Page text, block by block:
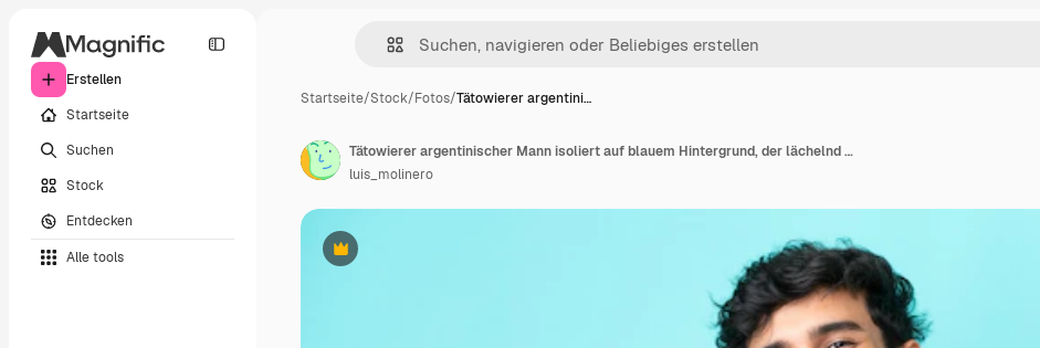
Erstellen
Startseite
Suchen
Stock
Entdecken
Alle tools
Startseite/Stock/Fotos/Tätowierer argentini…
Premium
Tätowierer argentinischer Mann isoliert auf blauem Hintergrund, der lächelnd aufblickt
luis_molinero